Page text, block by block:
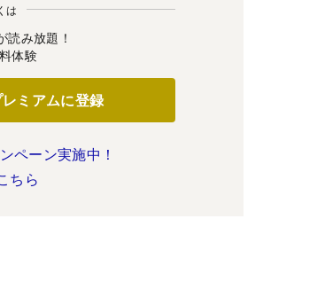
は
読み放題！
体験
ミアムに登録
ペーン実施中！
ちら